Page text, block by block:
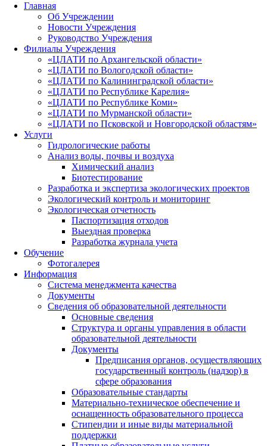
Главная
Об Учреждении
Новости Учреждения
Руководство Учреждения
Филиалы Учреждения
«ЦЛАТИ по Архангельской области»
«ЦЛАТИ по Вологодской области»
«ЦЛАТИ по Калининградской области»
«ЦЛАТИ по Республике Карелия»
«ЦЛАТИ по Республике Коми»
«ЦЛАТИ по Мурманской области»
«ЦЛАТИ по Псковской и Новгородской областям»
Услуги
Гидрологические работы
Анализ воды, почвы и воздуха
Химический анализ
Биотестирование
Разработка и экспертиза экологических проектов
Экологический контроль и мониторинг
Экологическая отчетность
Паспортизация отходов
Выездная проверка
Разработка журнала учета
Обучение
Фотогалерея
Информация
Система менеджмента качества
Документы
Сведения об образовательной деятельности
Основные сведения
Структура и органы управления в области
образовательной деятельности
Документы
Предписания органов, осуществляющих
государственный контроль (надзор) в
сфере образования
Образовательные стандарты
Материально-техническое обеспечение и
оснащенность образовательного процесса
Стипендии и иные виды материальной
поддержки